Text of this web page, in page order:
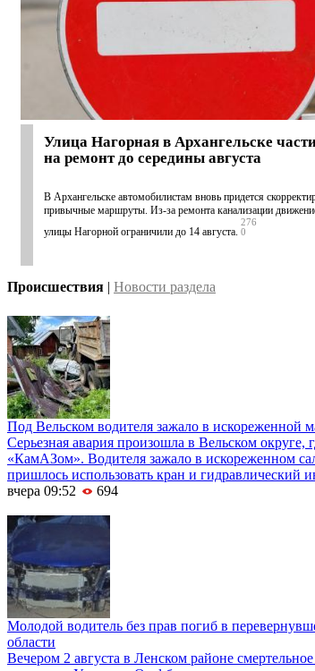
Улица Нагорная в Архангельске
на ремонт до середины августа
В Архангельске автомобилистам вновь придется
привычные маршруты. Из-за ремонта канализации
улицы Нагорной ограничили до 14 августа.
276
0
Происшествия | Новости раздела
Под Вельском водителя зажало в искореженной
Серьезная авария произошла в Вельском округе,
«КамАЗом». Водителя зажало в искореженном
пришлось использовать кран и гидравлический
вчера 09:52
694
Молодой водитель без прав погиб в
области
Вечером 2 августа в Ленском районе